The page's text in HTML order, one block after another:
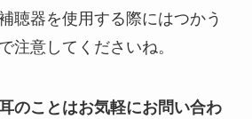
聴器を使用する際にはつかう
注意してくださいね。
のことはお気軽にお問い合わ